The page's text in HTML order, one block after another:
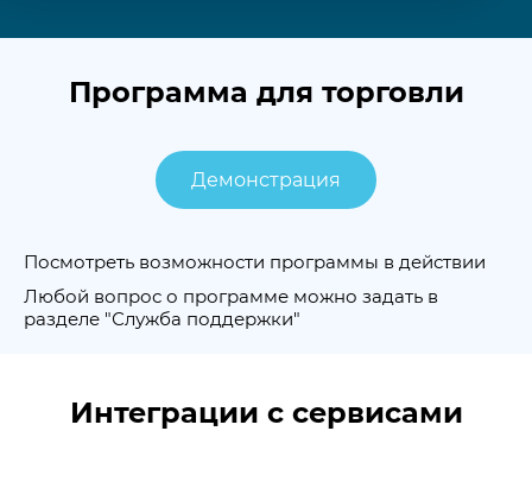
Программа для торговли
Демонстрация
Посмотреть возможности программы в действии
Любой вопрос о программе можно задать в
разделе "Служба поддержки"
Интеграции с сервисами